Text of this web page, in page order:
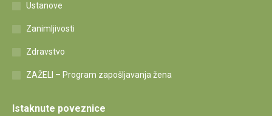
Ustanove
Zanimljivosti
Zdravstvo
ZAŽELI – Program zapošljavanja žena
Istaknute poveznice